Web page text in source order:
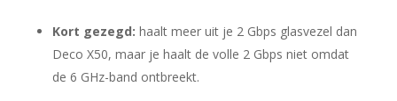
Kort gezegd: haalt meer uit je 2 Gbps glasvezel dan
Deco X50, maar je haalt de volle 2 Gbps niet omdat
de 6 GHz-band ontbreekt.